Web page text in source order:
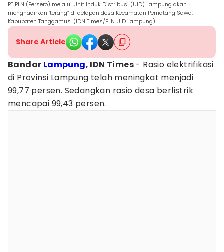
PT PLN (Persero) melalui Unit Induk Distribusi (UID) Lampung akan
menghadirkan ‘terang” di delapan desa Kecamatan Pematang Sawa,
Kabupaten Tanggamus. (IDN Times/PLN UID Lampung).
Share Article
Bandar Lampung, IDN Times - Rasio elektrifikasi
di Provinsi Lampung telah meningkat menjadi
99,77 persen. Sedangkan rasio desa berlistrik
mencapai 99,43 persen.